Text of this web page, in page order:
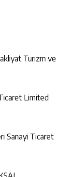
Turizm ve
Limited
Sanayi Ticaret